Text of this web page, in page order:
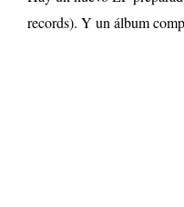
records). Y un álbum